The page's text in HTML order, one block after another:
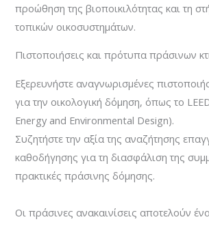
προώθηση της βιοποικιλότητας και τη
τοπικών οικοσυστημάτων.
Πιστοποιήσεις και πρότυπα πράσινων
Εξερευνήστε αναγνωρισμένες
για την οικολογική δόμηση, όπως το
Energy and Environmental Design).
Συζητήστε την αξία της αναζήτησης
καθοδήγησης για τη διασφάλιση της
πρακτικές πράσινης δόμησης.
Οι πράσινες ανακαινίσεις αποτελούν